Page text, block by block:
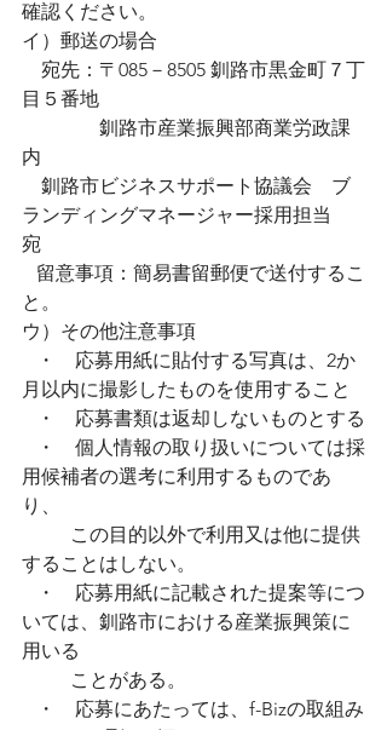
確認ください。
イ）郵送の場合
目５番地
釧路市産業振興部商業労政課
内
ランディングマネージャー採用担当
宛
と。
ウ）その他注意事項
月以内に撮影したものを使用すること
   ・　応募書類は返却しないものとする
用候補者の選考に利用するものであ
り、
この目的以外で利用又は他に提供
することはしない。
いては、釧路市における産業振興策に
用いる
ことがある。